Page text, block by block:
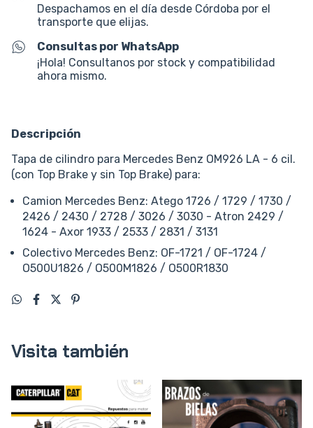
Despachamos en el día desde Córdoba por el
transporte que elijas.
Consultas por WhatsApp
¡Hola! Consultanos por stock y compatibilidad
ahora mismo.
Descripción
Tapa de cilindro para Mercedes Benz OM926 LA - 6 cil.
(con Top Brake y sin Top Brake) para:
Camion Mercedes Benz: Atego 1726 / 1729 / 1730 /
2426 / 2430 / 2728 / 3026 / 3030 - Atron 2429 /
1624 - Axor 1933 / 2533 / 2831 / 3131
Colectivo Mercedes Benz: OF-1721 / OF-1724 /
O500U1826 / O500M1826 / O500R1830
Visita también